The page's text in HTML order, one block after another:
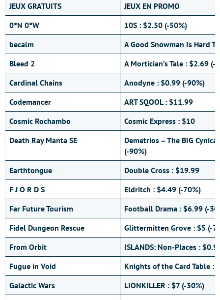
JEUX GRATUITS
JEUX EN PROMO
0°N 0°W
10S : $2.50 (-50%)
becalm
A Good Snowman Is Hard
Bleed 2
A Mortician’s Tale : $2.69 (-
Cardinal Chains
Anodyne : $0.99 (-90%)
Codemancer
ART SQOOL : $11.99
Cosmic Rochambo
Cosmic Express : $10
Death Ray Manta SE
Demetrios – The BIG
(-90%)
Earthtongue
Double Cross : $19.99
F J O R D S
Eldritch : $4.49 (-70%)
Far Future Tourism
Football Drama : $6.99 (-
Fidel Dungeon Rescue
Glittermitten Grove : $5 (-
From Orbit
ISLANDS: Non-Places :
Fugue in Void
Knights of the Card Table :
Galactic Wars
LIONKILLER : $7 (-30%)